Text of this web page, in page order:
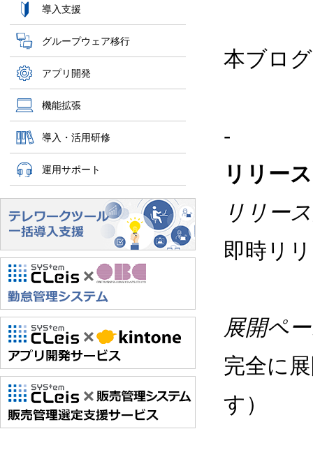
導入支援
グループウェア移行
アプリ開発
機能拡張
導入・活用研修
運用サポート
本ブロ
-
リリー
リリー
即時リ
展開ペ
完全に
す）